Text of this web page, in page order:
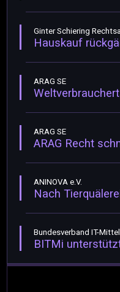
Ginter Schiering
Hauskauf
ARAG SE
ARAG SE
ARAG Recht
ANINOVA e.V.
Nach
Bundesverband IT-
BITMi